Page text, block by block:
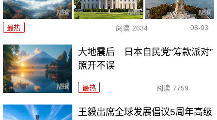
最热 阅读 2634 08-03
大地震后 日本自民党“筹款派对”
照开不误
最热 阅读 7759
王毅出席全球发展倡议5周年高级